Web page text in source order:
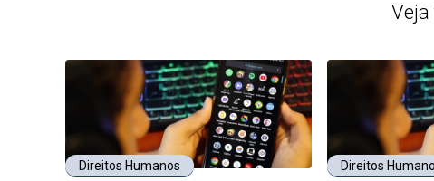
Direitos Humanos Direitos